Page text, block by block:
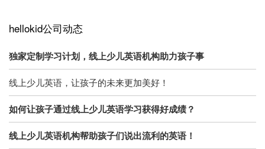
hellokid公司动态
独家定制学习计划，线上少儿英语机构助力孩子事
线上少儿英语，让孩子的未来更加美好！
如何让孩子通过线上少儿英语学习获得好成绩？
线上少儿英语机构帮助孩子们说出流利的英语！